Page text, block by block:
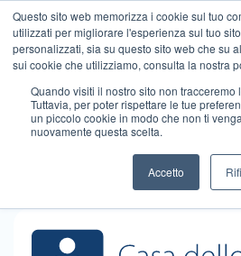
Questo sito web memorizza i cookie sul tuo
utilizzati per migliorare l'esperienza sul tuo
personalizzati, sia su questo sito web che su
sui cookie che utilizziamo, consulta la nostra
Quando visiti il ​​nostro sito non tracceremo
Tuttavia, per poter rispettare le tue
un piccolo cookie in modo che non ti
nuovamente questa scelta.
Accetto